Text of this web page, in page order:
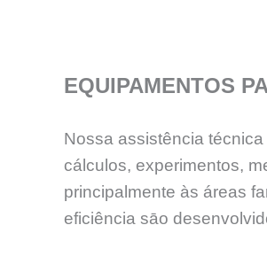
EQUIPAMENTOS
Nossa assistência
cálculos, experimentos,
principalmente às áreas
eficiência sāo